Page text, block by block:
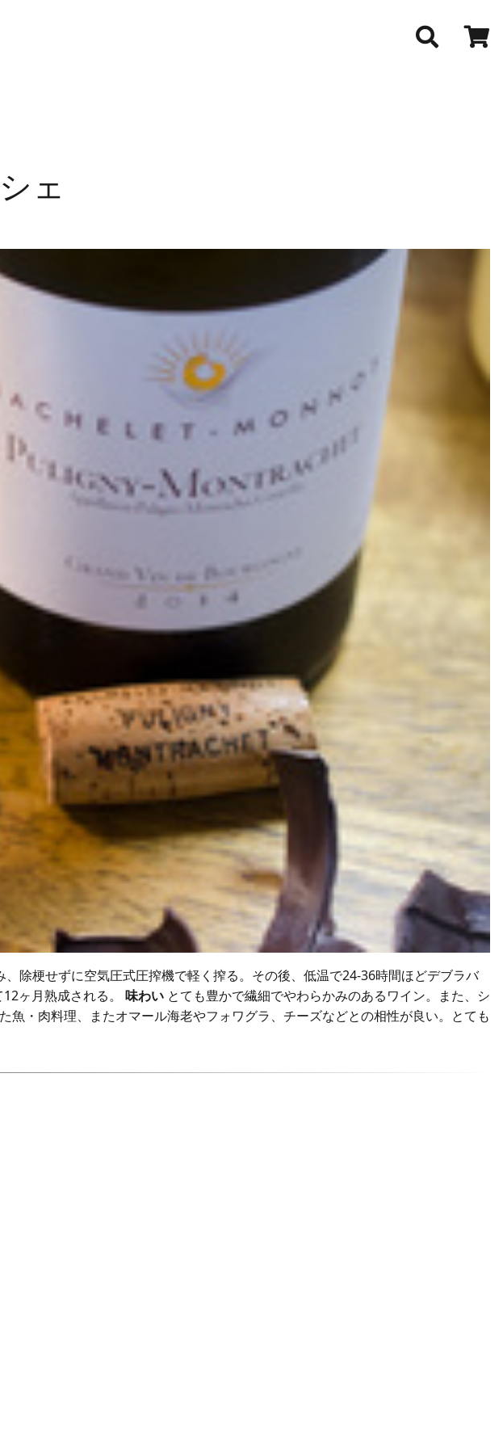
ェ
、除梗せずに空気圧式圧搾機で軽く搾る。その後、低温で24-36時間ほどデブラバ
ヶ月熟成される。 味わい とても豊かで繊細でやわらかみのあるワイン。また、シ
・肉料理、またオマール海老やフォワグラ、チーズなどとの相性が良い。とても